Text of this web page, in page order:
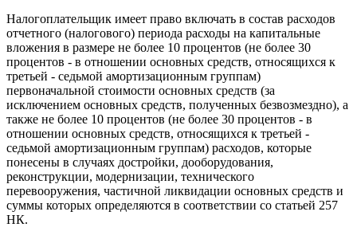
Налогоплательщик имеет право включать в состав расходов
отчетного (налогового) периода расходы на капитальные
вложения в размере не более 10 процентов (не более 30
процентов - в отношении основных средств, относящихся к
третьей - седьмой амортизационным группам)
первоначальной стоимости основных средств (за
исключением основных средств, полученных безвозмездно), а
также не более 10 процентов (не более 30 процентов - в
отношении основных средств, относящихся к третьей -
седьмой амортизационным группам) расходов, которые
понесены в случаях достройки, дооборудования,
реконструкции, модернизации, технического
перевооружения, частичной ликвидации основных средств и
суммы которых определяются в соответствии со статьей 257
НК.